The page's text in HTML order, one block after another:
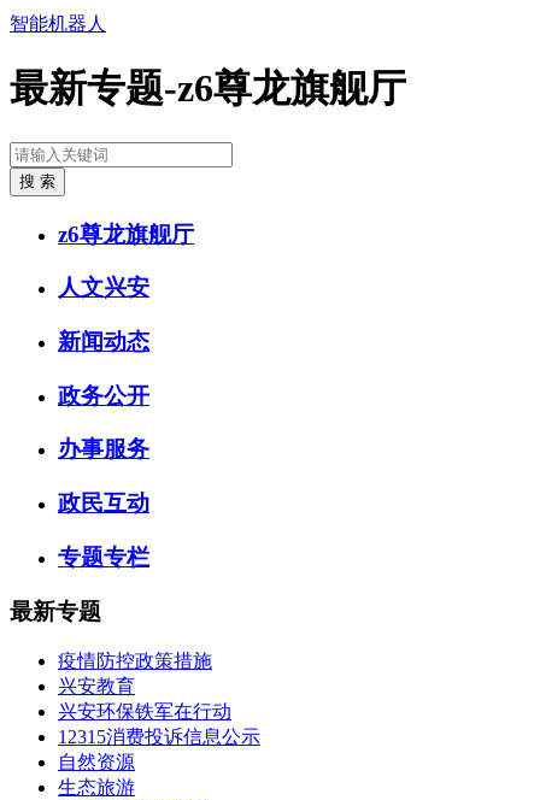
智能机器人
最新专题-z6尊龙旗舰厅
z6尊龙旗舰厅
人文兴安
新闻动态
政务公开
办事服务
政民互动
专题专栏
最新专题
疫情防控政策措施
兴安教育
兴安环保铁军在行动
12315消费投诉信息公示
自然资源
生态旅游